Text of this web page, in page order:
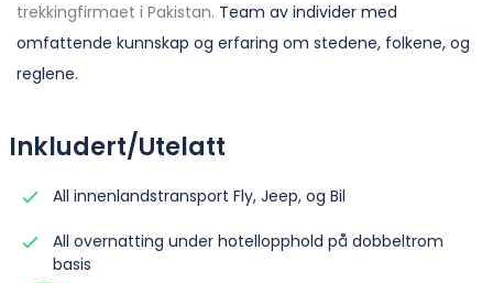
trekkingfirmaet i Pakistan. Team av individer med
omfattende kunnskap og erfaring om stedene, folkene, og
reglene.
Inkludert/Utelatt
All innenlandstransport Fly, Jeep, og Bil
All overnatting under hotellopphold på dobbeltrom
basis